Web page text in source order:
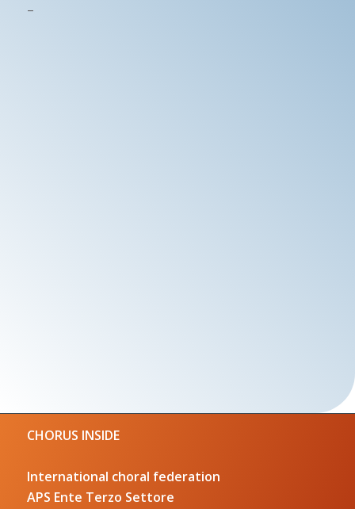
–
CHORUS INSIDE
International choral federation
APS Ente Terzo Settore